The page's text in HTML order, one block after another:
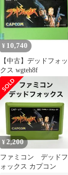
¥ 10,740
【中古】デッドフォッ
クス wgteh8f
¥2,200
ファミコン デッドフ
ォックス カプコン